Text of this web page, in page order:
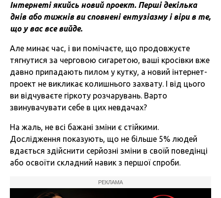
Інтернеті якийсь новий проект. Перші декілька
днів або тижнів ви сповнені ентузіазму і віри в те,
що у вас все вийде.
Але минає час, і ви помічаєте, що продовжуєте
тягнутися за черговою сигаретою, ваші кросівки вже
давно припадають пилом у кутку, а новий інтернет-
проект не викликає колишнього захвату. І від цього
ви відчуваєте гіркоту розчарувань. Варто
звинувачувати себе в цих невдачах?
На жаль, не всі бажані зміни є стійкими.
Дослідження показують, що не більше 5% людей
вдається здійснити серйозні зміни в своїй поведінці
або освоїти складний навик з першої спроби.
РЕКЛАМА